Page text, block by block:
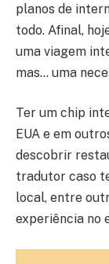
planos de
todo. Afinal,
uma viagem
mas… uma
Ter um chip
EUA e em
descobrir
tradutor caso
local, entre
experiência no